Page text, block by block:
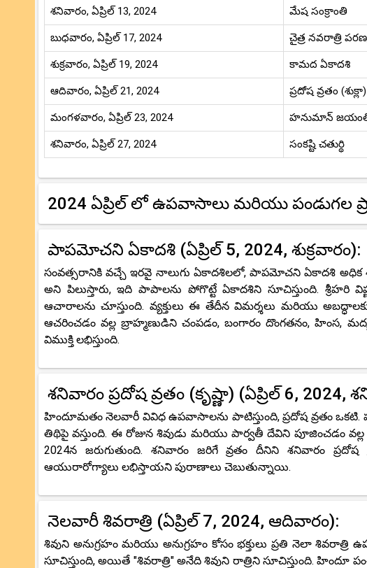
శనివారం, ఏప్రిల్ 13, 2024 మేష సంక్రాంతి
బుధవారం, ఏప్రిల్ 17, 2024 చైత్ర నవరాత్రి
శుక్రవారం, ఏప్రిల్ 19, 2024 కామద ఏకాదశి
ఆదివారం, ఏప్రిల్ 21, 2024 ప్రదోష వ్రతం (శుక్లా)
మంగళవారం, ఏప్రిల్ 23, 2024 హనుమాన్ జయంతి,
శనివారం, ఏప్రిల్ 27, 2024 సంకష్టి చతుర్థి
2024 ఏప్రిల్ లో ఉపవాసాలు మరియు పండుగల
పాపమోచని ఏకాదశి (ఏప్రిల్ 5, 2024, శుక్రవారం):
సంవత్సరానికి వచ్చే ఇరవై నాలుగు ఏకాదశిలలో, పాపమోచని ఏకాదశి అధిక
అని పిలుస్తారు, ఇది పాపాలను పోగొట్టే ఏకాదశిని సూచిస్తుంది.
ఆచారాలను చూస్తుంది. వ్యక్తులు ఈ తేదీన విమర్శలు మరియు
ఆచరించడం వల్ల బ్రాహ్మణుడిని చంపడం, బంగారం దొంగతనం, హింస,
విముక్తి లభిస్తుంది.
శనివారం ప్రదోష వ్రతం (కృష్ణా) (ఏప్రిల్ 6, 2024,
హిందూమతం నెలవారీ వివిధ ఉపవాసాలను పాటిస్తుంది, ప్రదోష వ్రతం ఒకటి.
తిథిపై వస్తుంది. ఈ రోజున శివుడు మరియు పార్వతీ దేవిని పూజించడం
2024న జరుగుతుంది. శనివారం జరిగే వ్రతం దీనిని శనివారం ప్రదోష
ఆయురారోగ్యాలు లభిస్తాయని పురాణాలు చెబుతున్నాయి.
నెలవారీ శివరాత్రి (ఏప్రిల్ 7, 2024, ఆదివారం):
శివుని అనుగ్రహం మరియు అనుగ్రహం కోసం భక్తులు ప్రతి నెలా
సూచిస్తుంది, అయితే "శివరాత్రి" అనేది శివుని రాత్రిని సూచిస్తుంది. హిందూ